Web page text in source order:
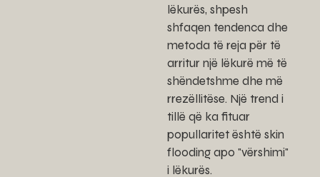
lëkurës, shpesh
shfaqen tendenca dhe
metoda të reja për të
arritur një lëkurë më të
shëndetshme dhe më
rrezëllitëse. Një trend i
tillë që ka fituar
popullaritet është skin
flooding apo "vërshimi"
i lëkurës.